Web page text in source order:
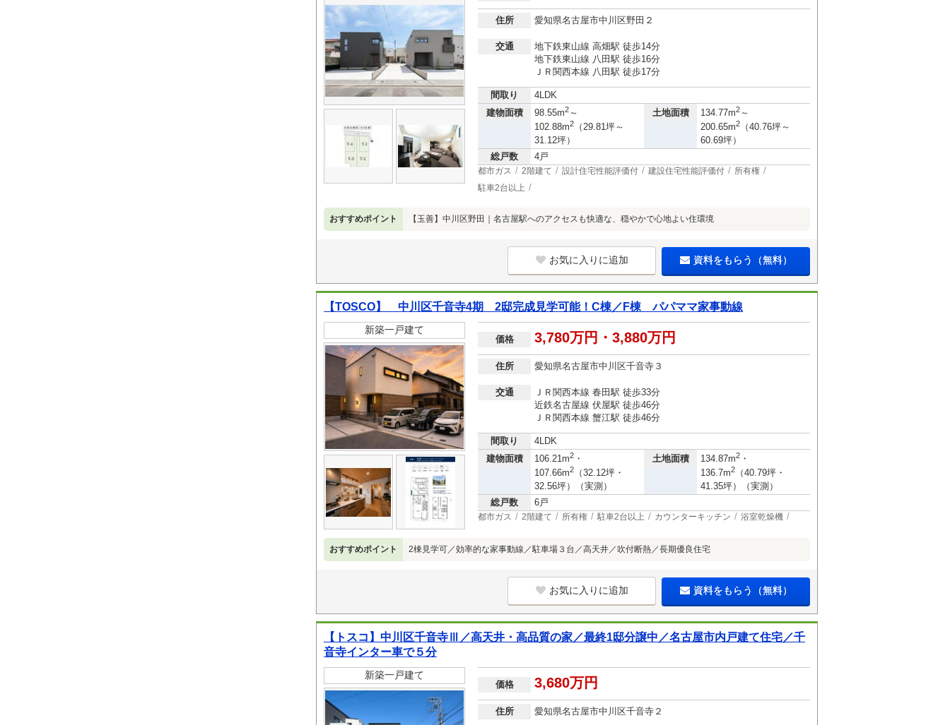
住所 愛知県名古屋市中川区野田２
交通
地下鉄東山線 高畑駅 徒歩14分
地下鉄東山線 八田駅 徒歩16分
ＪＲ関西本線 八田駅 徒歩17分
間取り
4LDK
建物面積
98.55m2～
102.88m2
（29.81坪～
31.12坪）
土地面積 134.77m2～
200.65m2
（40.76坪～
60.69坪）
総戸数
4戸
都市ガス 2階建て 設計住宅性能評価付 建設住宅性能評価付
所有権
駐車2台以上
おすすめポイント 【玉善】中川区野田｜名古屋駅へのアクセスも快適な、穏やかで心地よい住環境
お気に入りに追加 資料をもらう（無料）
【TOSCO】 中川区千音寺4期 2邸完成見学可能！C棟／F棟 パパママ家事動線
新築一戸建て
価格 3,780万円・3,880万円
住所 愛知県名古屋市中川区千音寺３
交通
ＪＲ関西本線 春田駅 徒歩33分
近鉄名古屋線 伏屋駅 徒歩46分
ＪＲ関西本線 蟹江駅 徒歩46分
間取り
4LDK
建物面積
106.21m2 ・
107.66m2
（32.12坪・
32.56坪）（実測）
土地面積 134.87m2 ・
136.7m2
（40.79坪・
41.35坪）（実測）
総戸数
6戸
都市ガス 2階建て 所有権 駐車2台以上 カウンターキッチン 浴室乾燥機
おすすめポイント 2棟見学可／効率的な家事動線／駐車場３台／高天井／吹付断熱／長期優良住宅
お気に入りに追加 資料をもらう（無料）
【トスコ】中川区千音寺Ⅲ／高天井・高品質の家／最終1邸分譲中／名古屋市内戸建て住宅／千
音寺インター車で５分
新築一戸建て
価格 3,680万円
住所 愛知県名古屋市中川区千音寺２